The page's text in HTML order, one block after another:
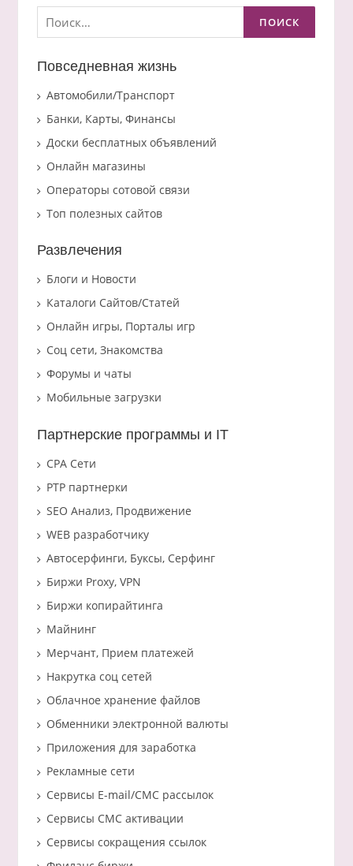
Найти:
Повседневная жизнь
Автомобили/Транспорт
Банки, Карты, Финансы
Доски бесплатных объявлений
Онлайн магазины
Операторы сотовой связи
Топ полезных сайтов
Развлечения
Блоги и Новости
Каталоги Сайтов/Статей
Онлайн игры, Порталы игр
Соц сети, Знакомства
Форумы и чаты
Мобильные загрузки
Партнерские программы и IT
CPA Сети
PTP партнерки
SEO Анализ, Продвижение
WEB разработчику
Автосерфинги, Буксы, Серфинг
Биржи Proxy, VPN
Биржи копирайтинга
Майнинг
Мерчант, Прием платежей
Накрутка соц сетей
Облачное хранение файлов
Обменники электронной валюты
Приложения для заработка
Рекламные сети
Сервисы E-mail/СМС рассылок
Сервисы СМС активации
Сервисы сокращения ссылок